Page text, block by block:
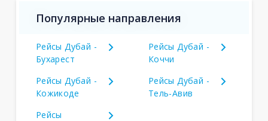
Популярные направления
Рейсы Дубай -
Бухарест
Рейсы Дубай -
Коччи
Рейсы Дубай -
Кожикоде
Рейсы Дубай -
Тель-Авив
Рейсы